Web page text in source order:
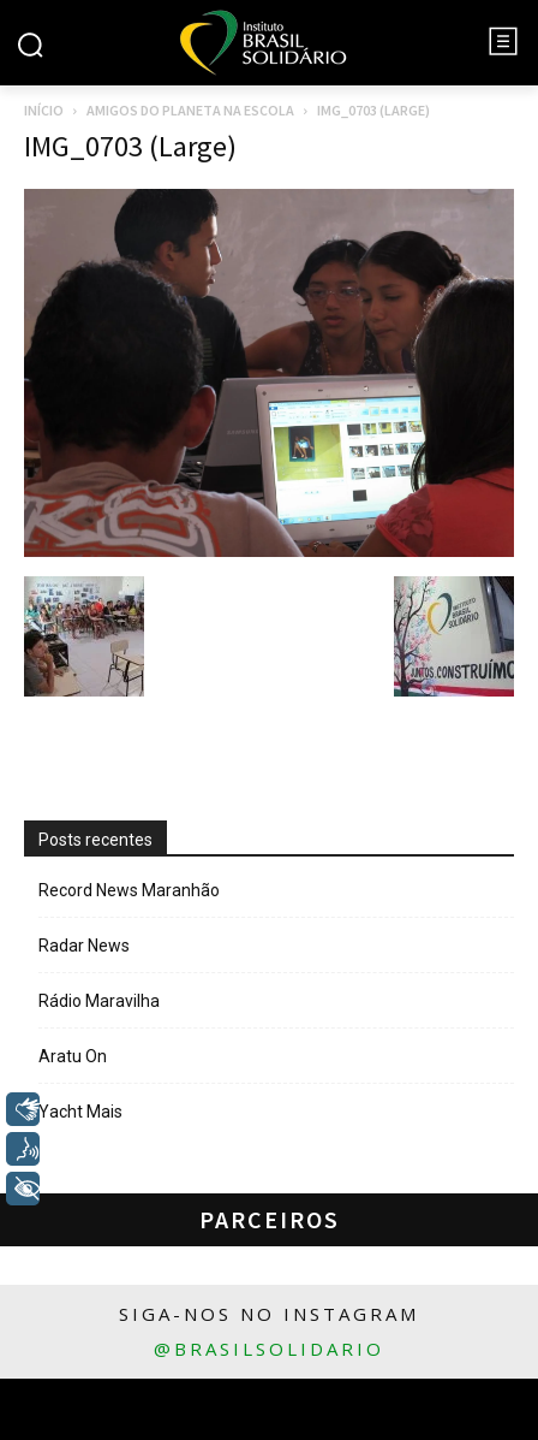
INÍCIO AMIGOS DO PLANETA NA ESCOLA IMG_0703 (LARGE)
IMG_0703 (Large)
Posts recentes
Record News Maranhão
Radar News
Rádio Maravilha
Aratu On
Yacht Mais
PARCEIROS
SIGA-NOS NO INSTAGRAM
@BRASILSOLIDARIO
Libras
+ Acessibilidade